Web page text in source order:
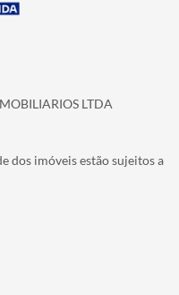
LTDA
dos imóveis estão sujeitos a